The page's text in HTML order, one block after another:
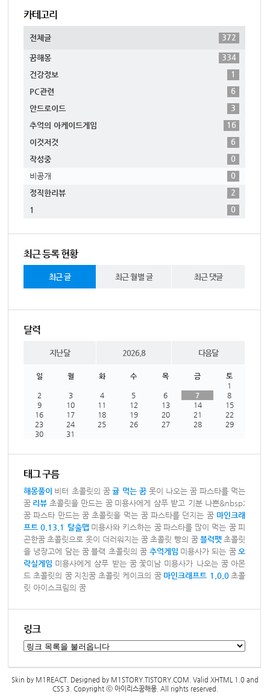
카테고리
전체글 372
꿈해몽
334
건강정보
1
PC관련
6
안드로이드
3
추억의 아케이드게임
16
이것저것
6
작성중
0
비공개
0
정직한리뷰
2
1
0
최근 등록 현황
최근 글 최근 월별 글 최근 댓글
달력
지난달 2026.8 다음달
일 월 화 수 목 금
토
1
2
3 4 5 6 7
8
9
10 11 12 13 14
15
16
17 18 19 20 21
22
23
24 25 26 27 28
29
30
31
태그 구름
해몽풀이 비터 초콜릿의 꿈 귤 먹는 꿈 못이 나오는 꿈 파스타를 먹는
꿈 리뷰 초콜릿을 만드는 꿈 미용사에게 샴푸 받고 기분 나쁜&nbsp;
꿈 파스타 만드는 꿈 초콜릿을 먹는 꿈 파스타를 던지는 꿈 마인크래
프트 0.13.1 탈출맵 미용사와 키스하는 꿈 파스타를 많이 먹는 꿈 피
곤한꿈 초콜릿으로 옷이 더러워지는 꿈 초콜릿 빵의 꿈 블럭펫 초콜릿
을 냉장고에 담는 꿈 블랙 초콜릿의 꿈 추억게임 미용사가 되는 꿈 오
락실게임 미용사에게 샴푸 받는 꿈 꽃미남 미용사가 나오는 꿈 아몬
드 초콜릿의 꿈 지친꿈 초콜릿 케이크의 꿈 마인크래프트 1.0.0 초콜
릿 아이스크림의 꿈
링크
Skin by M1REACT . Designed by M1STORY.TISTORY.COM . Valid XHTML 1.0 and
CSS 3 . Copyright ⓒ 아이리스꿈해몽. All rights reserved.